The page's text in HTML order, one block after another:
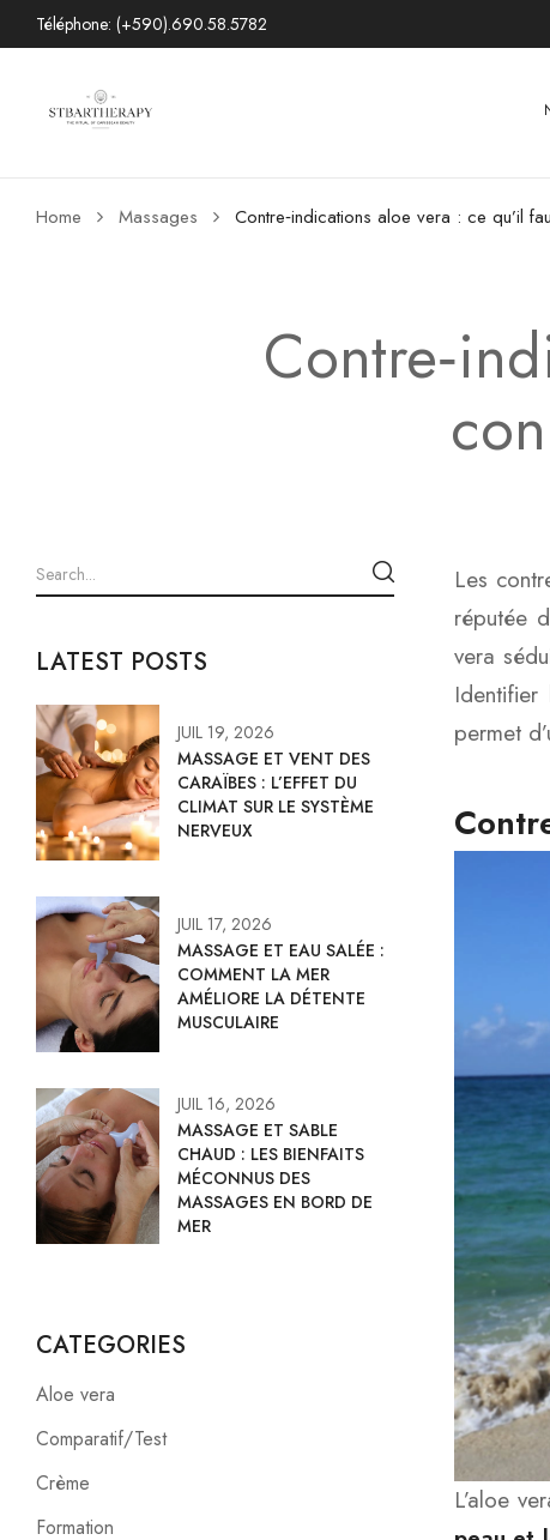
Téléphone: (+590).690.58.5782
Home Massages Contre‑indications aloe vera : ce qu’il
LATEST POSTS
JUIL 19, 2026
MASSAGE ET VENT DES
CARAÏBES : L’EFFET DU
CLIMAT SUR LE SYSTÈME
NERVEUX
JUIL 17, 2026
MASSAGE ET EAU SALÉE :
COMMENT LA MER
AMÉLIORE LA DÉTENTE
MUSCULAIRE
JUIL 16, 2026
MASSAGE ET SABLE
CHAUD : LES BIENFAITS
MÉCONNUS DES
MASSAGES EN BORD DE
MER
CATEGORIES
Aloe vera
Comparatif/Test
Crème
Formation
Les
réputée
vera
permet
L’aloe